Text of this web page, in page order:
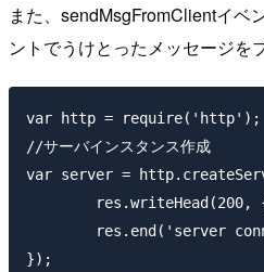
また、sendMsgFromClientイベ
ントでうけとったメッセージを
var http = require('http');
//サーバインスタンス作成
var server =
res.writeHead(200,
res.end('server
});